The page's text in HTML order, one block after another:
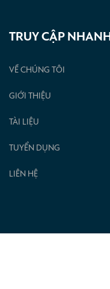
TRUY CẬP NHANH
VỀ CHÚNG TÔI
GIỚI THIỆU
TÀI LIỆU
TUYỂN DỤNG
LIÊN HỆ